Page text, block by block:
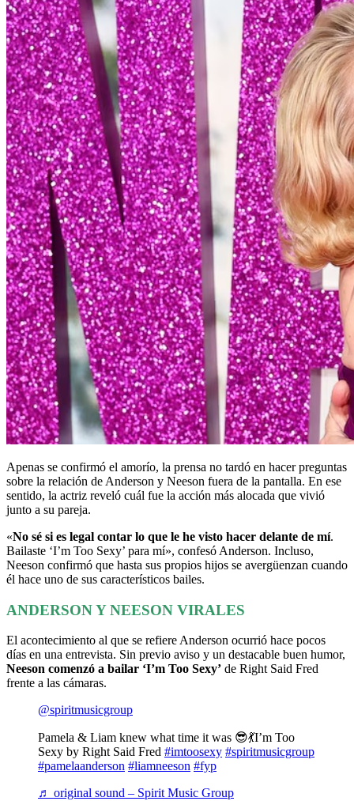
Apenas se confirmó el amorío, la prensa no tardó en hacer preguntas
sobre la relación de Anderson y Neeson fuera de la pantalla. En ese
sentido, la actriz reveló cuál fue la acción más alocada que vivió
junto a su pareja.
«No sé si es legal contar lo que le he visto hacer delante de mí.
Bailaste ‘I’m Too Sexy’ para mí», confesó Anderson. Incluso,
Neeson confirmó que hasta sus propios hijos se avergüenzan cuando
él hace uno de sus característicos bailes.
ANDERSON Y NEESON VIRALES
El acontecimiento al que se refiere Anderson ocurrió hace pocos
días en una entrevista. Sin previo aviso y un destacable buen humor,
Neeson comenzó a bailar ‘I’m Too Sexy’ de Right Said Fred
frente a las cámaras.
@spiritmusicgroup
Pamela & Liam knew what time it was 😎💃I’m Too
Sexy by Right Said Fred #imtoosexy #spiritmusicgroup
#pamelaanderson #liamneeson #fyp
♬ original sound – Spirit Music Group